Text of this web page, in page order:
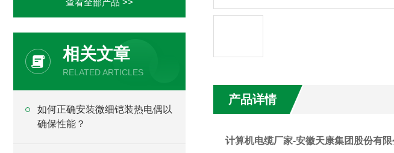
查看全部产品 >>
相关文章
RELATED ARTICLES
如何正确安装微细铠装热电偶以
确保性能？
产品详情
计算机电缆厂家-安徽天康集团股份有限